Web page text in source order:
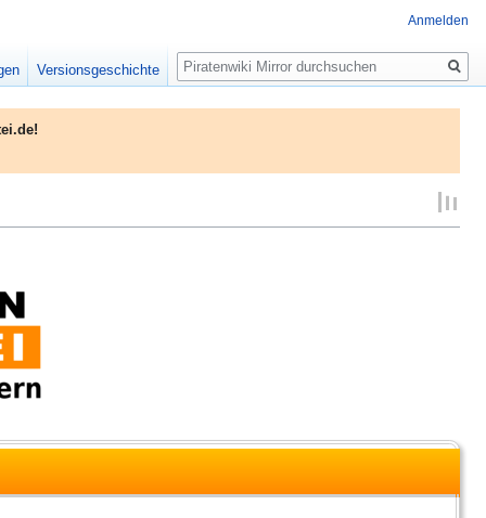
Anmelden
Versionsgeschichte
Suche